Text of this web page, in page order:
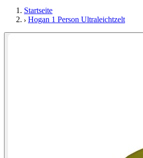
Startseite
Hogan 1 Person Ultraleichtzelt